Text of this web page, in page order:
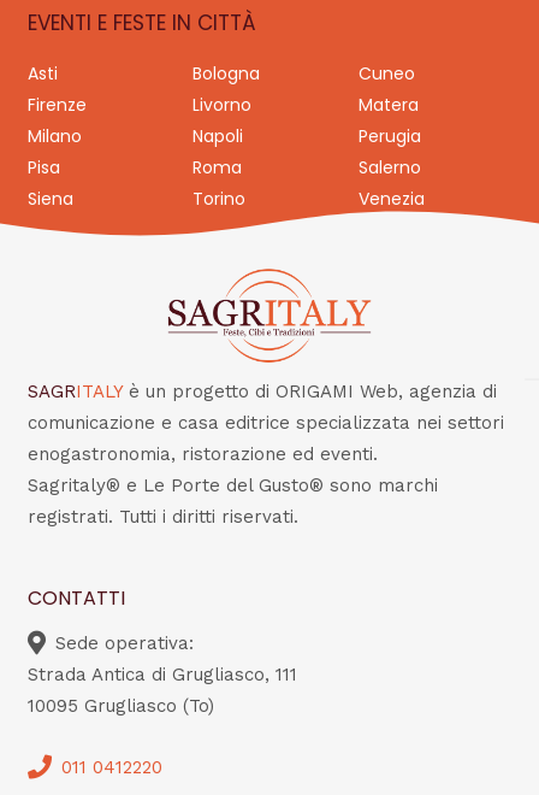
EVENTI E FESTE IN CITTÀ
Asti Bologna
Cuneo
Firenze
Livorno
Matera
Milano
Napoli
Perugia
Pisa
Roma
Salerno
Siena
Torino Venezia
SAGRITALY è un progetto di ORIGAMI Web, agenzia di
comunicazione e casa editrice specializzata nei settori
enogastronomia, ristorazione ed eventi.
Sagritaly® e Le Porte del Gusto® sono marchi
registrati. Tutti i diritti riservati.
CONTATTI
Sede operativa:
Strada Antica di Grugliasco, 111
10095 Grugliasco (To)
011 0412220